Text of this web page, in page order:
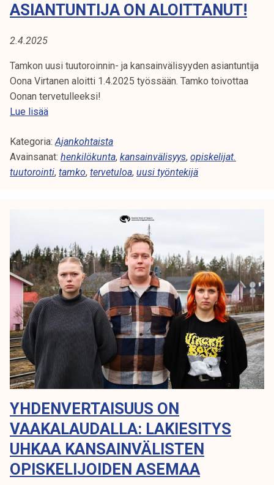
t
k
r
k
e
a
o
u
l
i
s
k
i
j
a
k
u
n
t
a
A
:
K
A
N
S
A
I
Ä
L
I
S
Y
Y
S
ASIANTUNTIJA ON ALOITTANUT!
2.4.2025
Tamkon uusi tuutoroinnin- ja kansainvälisyyden asiantuntija
Oona Virtanen aloitti 1.4.2025 työssään. Tamko toivottaa
Oonan tervetulleeksi!
Lue lisääT
m
k
o
i
t
u
u
t
o
n
n
i
n
j
a
k
Kategoria:Ajankohtaista
Avainsanat: henkilökunta, kansainvälisyys, opiskelijat.
tuutorointi, tamko, tervetuloa, uusi työntekijä
YHDENVERTAISUUS ON
VAAKALAUDALLA: LAKIESITYS
UHKAA KANSAINVÄLISTEN
OPISKELIJOIDEN ASEMAA